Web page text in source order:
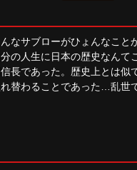
なサブローがひょんなこ
の人生に日本の歴史なん
長であった。歴史上とは
替わることであった…乱世